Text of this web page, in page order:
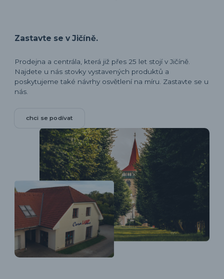
Zastavte se v Jičíně.
Prodejna a centrála, která již přes 25 let stojí v Jičíně.
Najdete u nás stovky vystavených produktů a
poskytujeme také návrhy osvětlení na míru. Zastavte se u
nás.
chci se podívat